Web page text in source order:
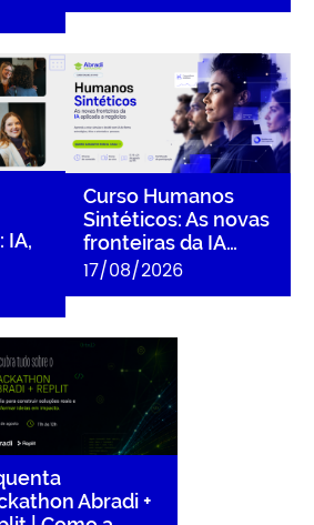
em
IA,
IA,
Curso Humanos Sintéticos:
As novas fronteiras da IA
aplicada a negócios
Curso Humanos
Sintéticos: As novas
fronteiras da IA…
17/08/2026
Hackathon Abradi
| Como a IA pode
ideias em
soluções reais
Abradi +